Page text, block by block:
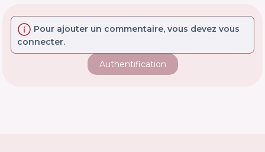
Pour ajouter un commentaire, vous devez vous
connecter.
Authentification